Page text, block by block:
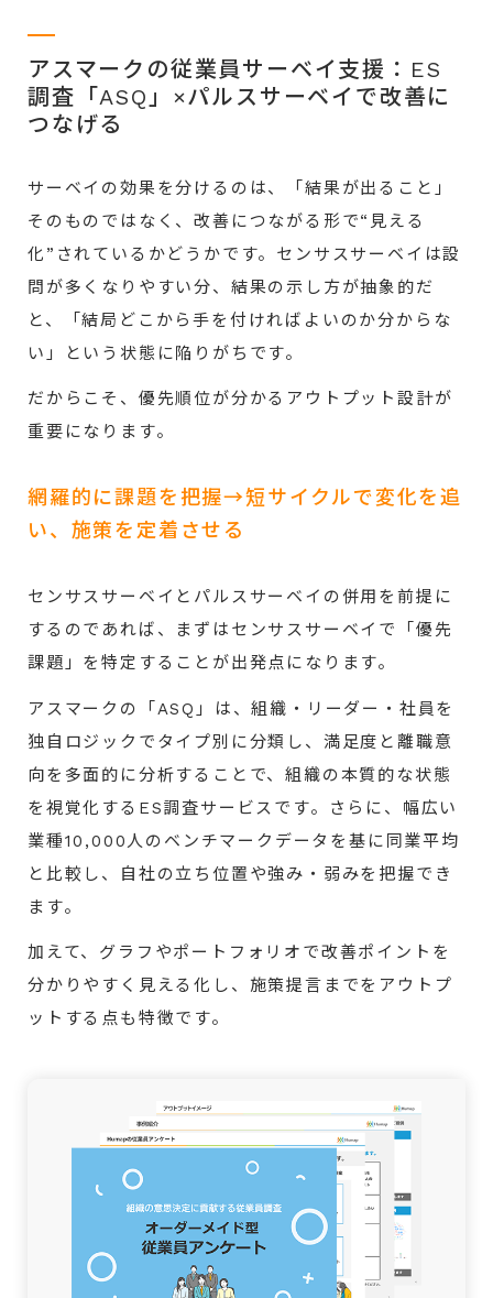
アスマークの従業員サーベイ支援：ES
調査「ASQ」×パルスサーベイで改善に
つなげる
サーベイの効果を分けるのは、「結果が出ること」
そのものではなく、改善につながる形で“見える
化”されているかどうかです。センサスサーベイは設
問が多くなりやすい分、結果の示し方が抽象的だ
と、「結局どこから手を付ければよいのか分からな
い」という状態に陥りがちです。
だからこそ、優先順位が分かるアウトプット設計が
重要になります。
網羅的に課題を把握→短サイクルで変化を追
い、施策を定着させる
センサスサーベイとパルスサーベイの併用を前提に
するのであれば、まずはセンサスサーベイで「優先
課題」を特定することが出発点になります。
アスマークの「ASQ」は、組織・リーダー・社員を
独自ロジックでタイプ別に分類し、満足度と離職意
向を多面的に分析することで、組織の本質的な状態
を視覚化するES調査サービスです。さらに、幅広い
業種10,000人のベンチマークデータを基に同業平均
と比較し、自社の立ち位置や強み・弱みを把握でき
ます。
加えて、グラフやポートフォリオで改善ポイントを
分かりやすく見える化し、施策提言までをアウトプ
ットする点も特徴です。